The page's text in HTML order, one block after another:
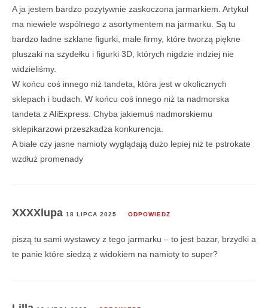
A ja jestem bardzo pozytywnie zaskoczona jarmarkiem. Artykuł
ma niewiele wspólnego z asortymentem na jarmarku. Są tu
bardzo ładne szklane figurki, małe firmy, które tworzą piękne
pluszaki na szydełku i figurki 3D, których nigdzie indziej nie
widzieliśmy.
W końcu coś innego niż tandeta, która jest w okolicznych
sklepach i budach. W końcu coś innego niż ta nadmorska
tandeta z AliExpress. Chyba jakiemuś nadmorskiemu
sklepikarzowi przeszkadza konkurencja.
A białe czy jasne namioty wyglądają dużo lepiej niż te pstrokate
wzdłuż promenady
XXXXlupa 18 LIPCA 2025 ODPOWIEDZ
piszą tu sami wystawcy z tego jarmarku – to jest bazar, brzydki a
te panie które siedzą z widokiem na namioty to super?